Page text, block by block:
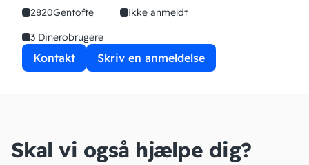
2820Gentofte
Ikke anmeldt
3 Dinerobrugere
Kontakt Skriv en anmeldelse
Skal vi også hjælpe dig?